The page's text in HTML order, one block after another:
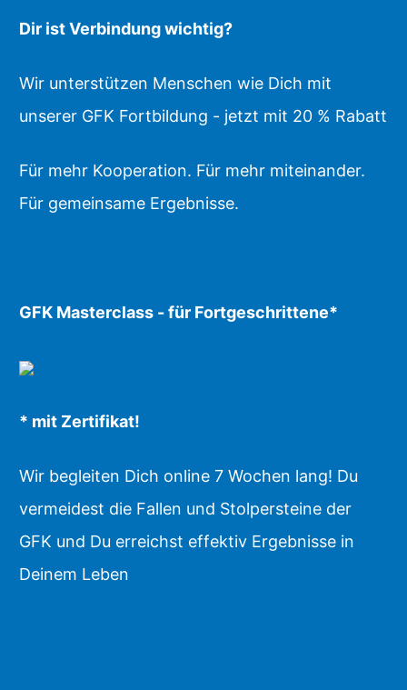
Dir ist Verbindung wichtig?
Wir unterstützen Menschen wie Dich mit
unserer GFK Fortbildung - jetzt mit 20 % Rabatt
Für mehr Kooperation. Für mehr miteinander.
Für gemeinsame Ergebnisse.
GFK Masterclass - für Fortgeschrittene*
* mit Zertifikat!
Wir begleiten Dich online 7 Wochen lang! Du
vermeidest die Fallen und Stolpersteine der
GFK und Du erreichst effektiv Ergebnisse in
Deinem Leben